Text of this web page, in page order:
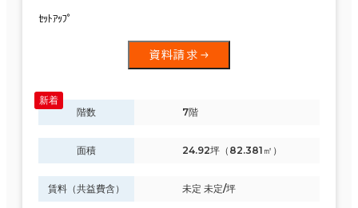
ｾｯﾄｱｯﾌﾟ
資料請求
階数 7階
面積 24.92坪（82.381㎡）
賃料（共益費含） 未定 未定/坪